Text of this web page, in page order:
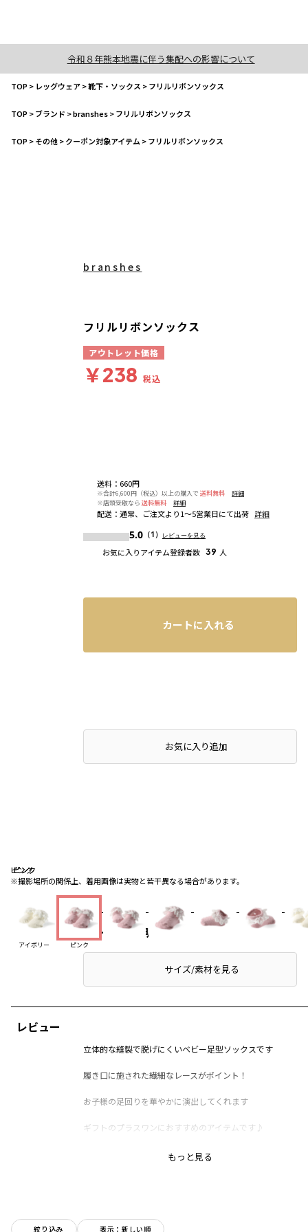
令和８年熊本地震に伴う集配への影響について
TOP> レッグウェア>靴下・ソックス >フリルリボンソックス
TOP>ブランド >branshes>フリルリボンソックス
TOP>その他>クーポン対象アイテム >フリルリボンソックス
ピンク
※撮影場所の関係上、着用画像は実物と若干異なる場合があります。
ピンク
ピンク
アイボリー ピンク
レビュー
絞り込み 表示：新しい順
送料 ： 660円
※合計6,600円（税込）以上の購入で 送料無料
詳細
※店頭受取なら 送料無料 詳細
配送 ： 通常、ご注文より1～5営業日にて出荷 詳細
5.0 （1） レビューを見る
お気に入りアイテム登録者数 39 人
branshes
フリルリボンソックス
アウトレット価格
￥238 税込
カートに入れる
お気に入り追加
アイテム説明
サイズ/素材を見る
立体的な縫製で脱げにくいベビー足型ソックスです
履き口に施された繊細なレースがポイント！
お子様の足回りを華やかに演出してくれます
ギフトのプラスワンにおすすめのアイテムです♪
シーズン
／アウトレット
もっと見る